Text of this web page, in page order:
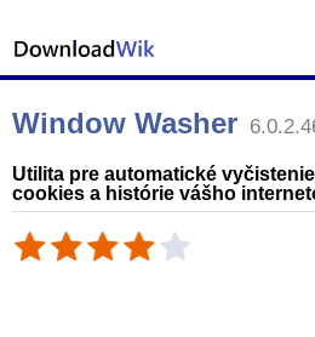
Window Washer
Utilita pre automatické
cookies a histórie vášho